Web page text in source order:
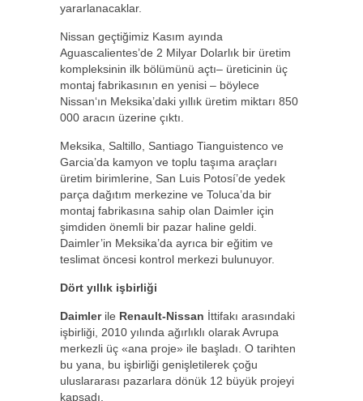
yararlanacaklar.
Nissan geçtiğimiz Kasım ayında
Aguascalientes’de 2 Milyar Dolarlık bir üretim
kompleksinin ilk bölümünü açtı– üreticinin üç
montaj fabrikasının en yenisi – böylece
Nissan‘ın Meksika’daki yıllık üretim miktarı 850
000 aracın üzerine çıktı.
Meksika, Saltillo, Santiago Tianguistenco ve
Garcia’da kamyon ve toplu taşıma araçları
üretim birimlerine, San Luis Potosí’de yedek
parça dağıtım merkezine ve Toluca’da bir
montaj fabrikasına sahip olan Daimler için
şimdiden önemli bir pazar haline geldi.
Daimler’in Meksika’da ayrıca bir eğitim ve
teslimat öncesi kontrol merkezi bulunuyor.
Dört yıllık işbirliği
Daimlerile Renault-Nissan İttifakı arasındaki
işbirliği, 2010 yılında ağırlıklı olarak Avrupa
merkezli üç «ana proje» ile başladı. O tarihten
bu yana, bu işbirliği genişletilerek çoğu
uluslararası pazarlara dönük 12 büyük projeyi
kapsadı.